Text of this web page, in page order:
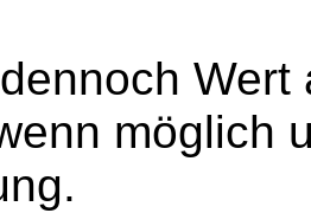
möglich